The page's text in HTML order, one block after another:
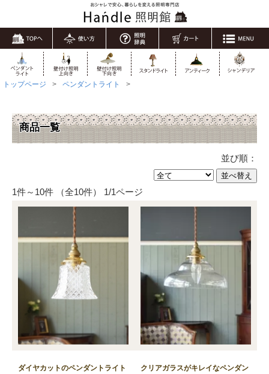
トップページ ペンダントライト
商品一覧
並び順：
1件～10件 （全10件） 1/1ページ
ダイヤカットのペンダントライト
クリアガラスがキレイなペンダン